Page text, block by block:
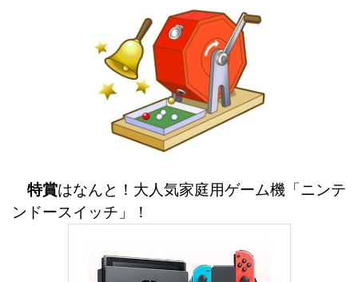
特賞はなんと！大人気家庭用ゲーム機「ニンテ
ンドースイッチ」！